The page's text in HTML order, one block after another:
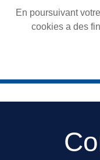
En poursuivant
cookies a des